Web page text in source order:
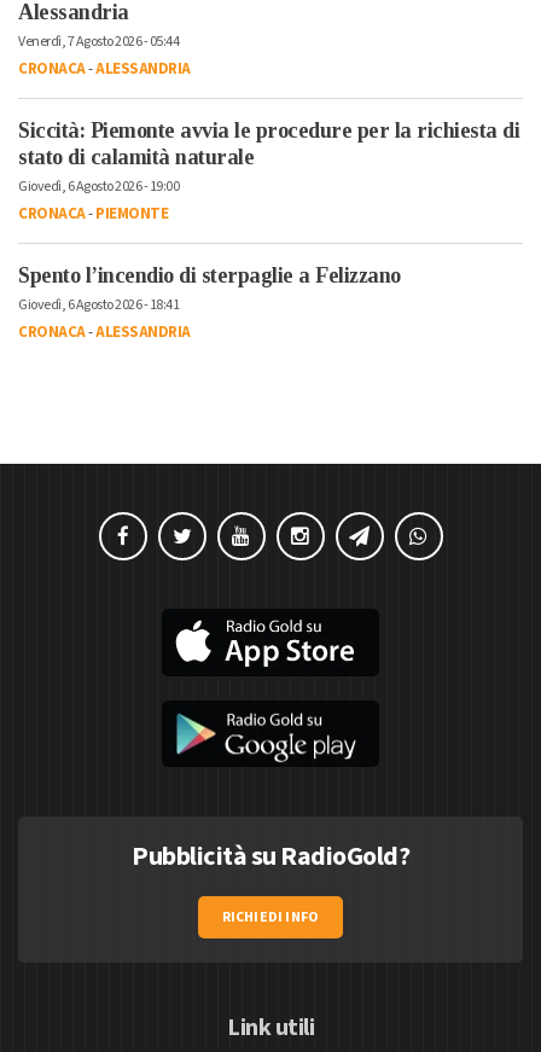
Alessandria
Venerdì, 7 Agosto 2026 - 05:44
CRONACA-ALESSANDRIA
Siccità: Piemonte avvia le procedure per la richiesta di
stato di calamità naturale
Giovedì, 6 Agosto 2026 - 19:00
CRONACA-PIEMONTE
Spento l’incendio di sterpaglie a Felizzano
Giovedì, 6 Agosto 2026 - 18:41
CRONACA-ALESSANDRIA
Pubblicità su RadioGold?
RICHIEDI INFO
Link utili